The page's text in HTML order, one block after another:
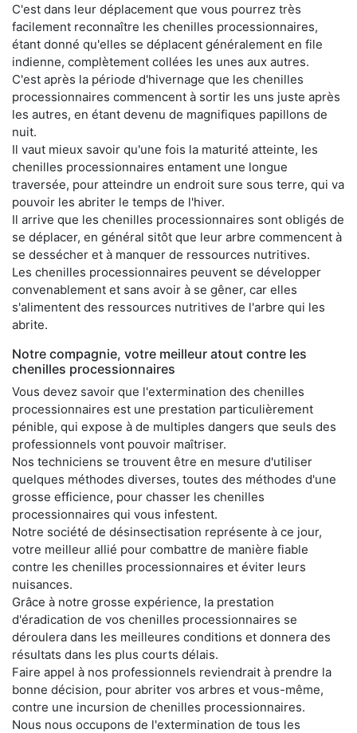
C'est dans leur déplacement que vous pourrez très
facilement reconnaître les chenilles processionnaires,
étant donné qu'elles se déplacent généralement en file
indienne, complètement collées les unes aux autres.
C'est après la période d'hivernage que les chenilles
processionnaires commencent à sortir les uns juste après
les autres, en étant devenu de magnifiques papillons de
nuit.
Il vaut mieux savoir qu'une fois la maturité atteinte, les
chenilles processionnaires entament une longue
traversée, pour atteindre un endroit sure sous terre, qui va
pouvoir les abriter le temps de l'hiver.
Il arrive que les chenilles processionnaires sont obligés de
se déplacer, en général sitôt que leur arbre commencent à
se dessécher et à manquer de ressources nutritives.
Les chenilles processionnaires peuvent se développer
convenablement et sans avoir à se gêner, car elles
s'alimentent des ressources nutritives de l'arbre qui les
abrite.
Notre compagnie, votre meilleur atout contre les
chenilles processionnaires
Vous devez savoir que l'extermination des chenilles
processionnaires est une prestation particulièrement
pénible, qui expose à de multiples dangers que seuls des
professionnels vont pouvoir maîtriser.
Nos techniciens se trouvent être en mesure d'utiliser
quelques méthodes diverses, toutes des méthodes d'une
grosse efficience, pour chasser les chenilles
processionnaires qui vous infestent.
Notre société de désinsectisation représente à ce jour,
votre meilleur allié pour combattre de manière fiable
contre les chenilles processionnaires et éviter leurs
nuisances.
Grâce à notre grosse expérience, la prestation
d'éradication de vos chenilles processionnaires se
déroulera dans les meilleures conditions et donnera des
résultats dans les plus courts délais.
Faire appel à nos professionnels reviendrait à prendre la
bonne décision, pour abriter vos arbres et vous-même,
contre une incursion de chenilles processionnaires.
Nous nous occupons de l'extermination de tous les